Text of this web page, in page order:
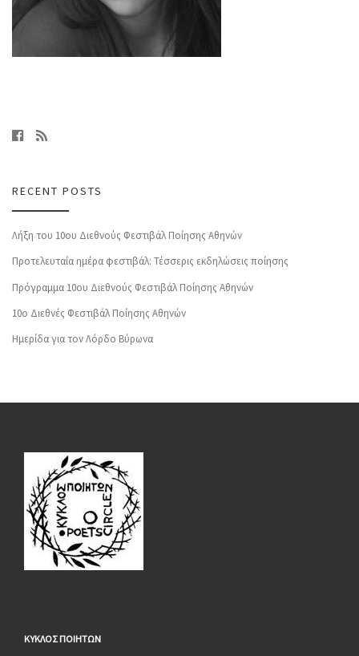
RECENT POSTS
Λήξη του 10ου Διεθνούς Φεστιβάλ Ποίησης Αθηνών
Προτελευταία ημέρα φεστιβάλ: Τέσσερις εκδηλώσεις ποίησης
Πρόγραμμα 10ου Διεθνούς Φεστιβάλ Ποίησης Αθηνών
10o Διεθνές Φεστιβάλ Ποίησης Αθηνών
Ημερίδα για τον Λόρδο Βύρωνα
ΚΥΚΛΟΣ ΠΟΙΗΤΩΝ